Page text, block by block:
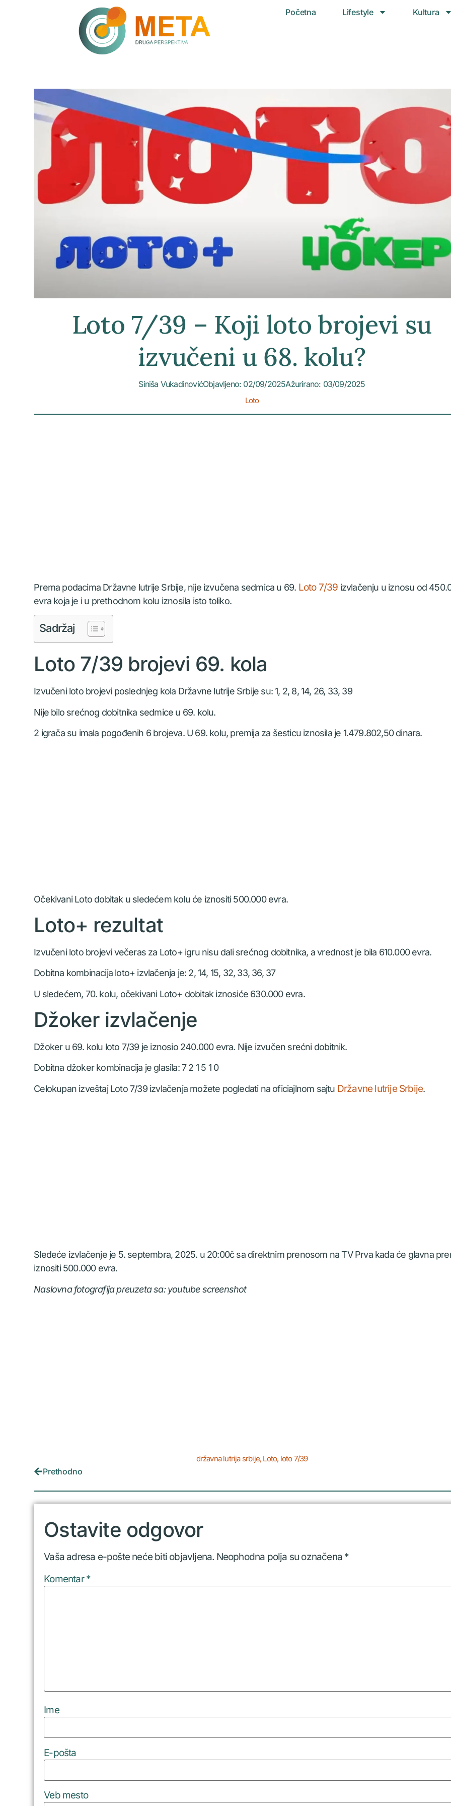
Početna Lifestyle Kultura
Loto 7/39 – Koji loto brojevi su
izvučeni u 68. kolu?
Siniša VukadinovićObjavljeno: 02/09/2025Ažurirano: 03/09/2025
Loto
Prema podacima Državne lutrije Srbije, nije izvučena sedmica u 69. Loto 7/39 izvlačenju u iznosu od
evra koja je i u prethodnom kolu iznosila isto toliko.
Sadržaj
Loto 7/39 brojevi 69. kola
Izvučeni loto brojevi poslednjeg kola Državne lutrije Srbije su: 1, 2, 8, 14, 26, 33, 39
Nije bilo srećnog dobitnika sedmice u 69. kolu.
2 igrača su imala pogođenih 6 brojeva. U 69. kolu, premija za šesticu iznosila je 1.479.802,50 dinara.
Očekivani Loto dobitak u sledećem kolu će iznositi 500.000 evra.
Loto+ rezultat
Izvučeni loto brojevi večeras za Loto+ igru nisu dali srećnog dobitnika, a vrednost je bila 610.000 evra.
Dobitna kombinacija loto+ izvlačenja je: 2, 14, 15, 32, 33, 36, 37
U sledećem, 70. kolu, očekivani Loto+ dobitak iznosiće 630.000 evra.
Džoker izvlačenje
Džoker u 69. kolu loto 7/39 je iznosio 240.000 evra. Nije izvučen srećni dobitnik.
Dobitna džoker kombinacija je glasila: 7 2 1 5 1 0
Celokupan izveštaj Loto 7/39 izvlačenja možete pogledati na oficiajlnom sajtu Državne lutrije Srbije.
Sledeće izvlačenje je 5. septembra, 2025. u 20:00č sa direktnim prenosom na TV Prva kada će glavna
iznositi 500.000 evra.
Naslovna fotografija preuzeta sa: youtube screenshot
državna lutrija srbije, Loto, loto 7/39
Prethodno
Ostavite odgovor
Vaša adresa e-pošte neće biti objavljena. Neophodna polja su označena *
Komentar*
Ime
E-pošta
Veb mesto